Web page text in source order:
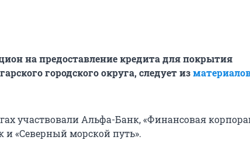
на предоставление кредита для покрытия
городского округа, следует из
участвовали Альфа-Банк, «Финансовая
и «Северный морской путь».